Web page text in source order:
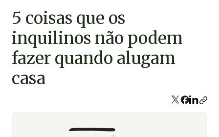
5 coisas que os
inquilinos não podem
fazer quando alugam
casa